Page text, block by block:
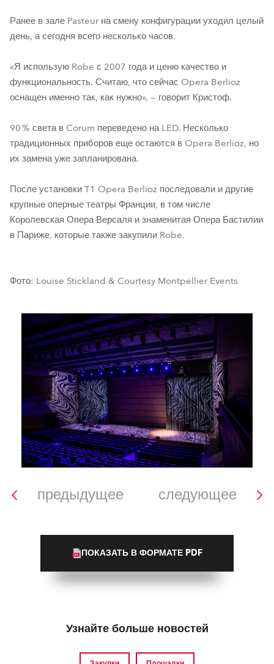
Ранее в зале Pasteur на смену конфигурации уходил целый
день, а сегодня всего несколько часов.
«Я использую Robe с 2007 года и ценю качество и
функциональность. Считаю, что сейчас Opera Berlioz
оснащен именно так, как нужно», — говорит Кристоф.
90 % света в Corum переведено на LED. Несколько
традиционных приборов еще остаются в Opera Berlioz, но
их замена уже запланирована.
После установки T1 Opera Berlioz последовали и другие
крупные оперные театры Франции, в том числе
Королевская Опера Версаля и знаменитая Опера Бастилии
в Париже, которые также закупили Robe.
Фото: Louise Stickland & Courtesy Montpellier Events
предыдущее следующее
ПОКАЗАТЬ В ФОРМАТЕ PDF
Узнайте больше новостей